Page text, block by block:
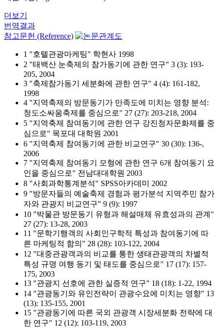
더보기
번역결과
참고문헌 (Reference)
1 "호텔관광마케팅" 학현사 1998
2 "태백산 눈축제의 참가동기에 관한 연구" 3 (3): 193-
205, 2004
3 "축제참가동기 세분화에 관한 연구" 4 (4): 161-182,
1998
4 "지역축제의 방문동기가 만족도에 미치는 영향 분석:
청도소싸움축제를 중심으로" 27 (27): 203-218, 2004
5 "지역축제 참여동기에 관한 연구 강진청자문화제를 중
심으로" 목포대 대학원 2001
6 "지역축제 참여동기에 관한 비교연구" 30 (30): 136-,
2006
7 "지역축제 참여동기 모형에 관한 연구 6개 참여동기 요
인을 중심으로" 전남대대학원 2003
8 "사회과학통계분석" SPSS아카데미 2002
9 "방문자들의 예술축제 경험과 평가분석 지역주민 참가
자와 관광지 비교연구" 9 (9): 1997
10 "박물관 방문동기 유형과 해설매체 유효성과의 관계"
27 (27): 13-28, 2003
11 "문학기행객의 사회인구학적 특성과 참여동기에 따
른 마케팅적 함의" 28 (28): 103-122, 2004
12 "대중관광객과의 비교를 통한 생태관광객의 차별적
특성 규명 여행 동기 및 태도를 중심으로" 17 (17): 157-
175, 2003
13 "관광지 선호에 관한 실증적 연구" 18 (18): 1-22, 1994
14 "관광동기와 유인전략이 관광수요에 미치는 영향" 13
(13): 135-155, 2001
15 "관광동기에 따른 국외 관광객 시장세분화 전략에 대
한 연구" 12 (12): 103-119, 2003